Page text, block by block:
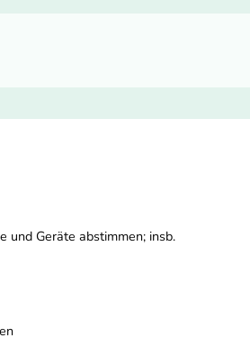
und Geräte abstimmen; insb.